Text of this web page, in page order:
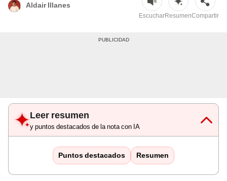
Aldair Illanes
EscucharResumenCompartir
Leer resumen
y puntos destacados de la nota con IA
Puntos destacados Resumen